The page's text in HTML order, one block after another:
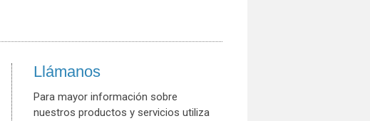
Llámanos
Para mayor información sobre
nuestros productos y servicios utiliza